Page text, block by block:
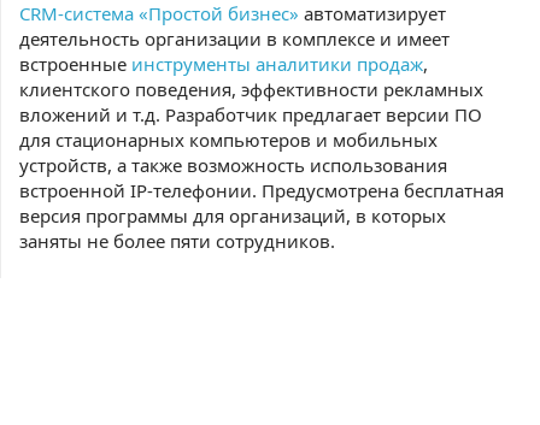
CRM-система «Простой бизнес» автоматизирует
деятельность организации в комплексе и имеет
встроенные инструменты аналитики продаж,
клиентского поведения, эффективности рекламных
вложений и т.д. Разработчик предлагает версии ПО
для стационарных компьютеров и мобильных
устройств, а также возможность использования
встроенной IP-телефонии. Предусмотрена бесплатная
версия программы для организаций, в которых
заняты не более пяти сотрудников.